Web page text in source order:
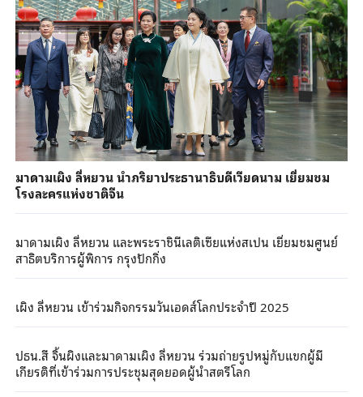
มาดามเผิง ลี่หยวน นำภริยาประธานาธิบดีเวียดนาม เยี่ยมชม
โรงละครแห่งชาติจีน
มาดามเผิง ลี่หยวน และพระราชินีเลติเซียแห่งสเปน เยี่ยมชมศูนย์
สาธิตบริการผู้พิการ กรุงปักกิ่ง
เผิง ลี่หยวน เข้าร่วมกิจกรรมวันเอดส์โลกประจำปี 2025
ปธน.สี จิ้นผิงและมาดามเผิง ลี่หยวน ร่วมถ่ายรูปหมู่กับแขกผู้มี
เกียรติที่เข้าร่วมการประชุมสุดยอดผู้นำสตรีโลก